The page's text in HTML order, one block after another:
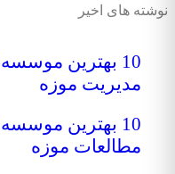
نوشته های اخیر
10 بهترین
مدیریت موزه
10 بهترین
مطالعات موزه